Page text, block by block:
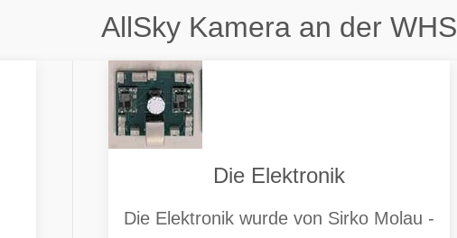
AllSky Kamera an der WHS
Die Elektronik
Die Elektronik wurde von Sirko Molau -